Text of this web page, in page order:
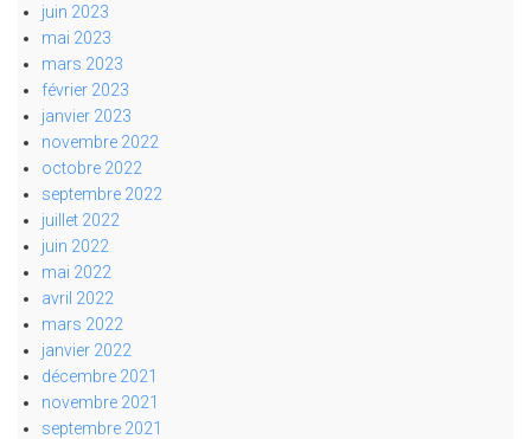
juin 2023
mai 2023
mars 2023
février 2023
janvier 2023
novembre 2022
octobre 2022
septembre 2022
juillet 2022
juin 2022
mai 2022
avril 2022
mars 2022
janvier 2022
décembre 2021
novembre 2021
septembre 2021